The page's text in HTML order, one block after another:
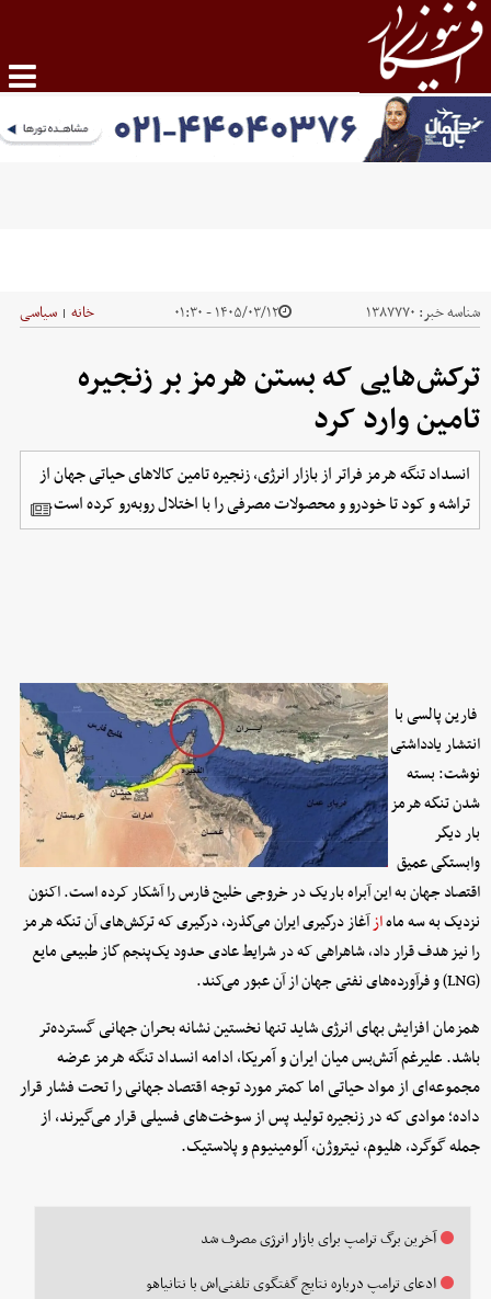
شناسه خبر: ۱۳۸۷۷۷۰ ۱۴۰۵/۰۳/۱۲ - ۰۱:۳۰ خانه | سیاسی
ترکش‌هایی که بستن هرمز بر زنجیره
تامین وارد کرد
انسداد تنگه هرمز فراتر از بازار انرژی، زنجیره تامین کالاهای حیاتی جهان از
تراشه و کود تا خودرو و محصولات مصرفی را با اختلال روبه‌رو کرده است.
فارین پالسی با
انتشار یادداشتی
نوشت: بسته
شدن تنگه هرمز
بار دیگر
وابستگی عمیق
اقتصاد جهان به این آبراه باریک در خروجی خلیج فارس را آشکار کرده است. اکنون
نزدیک به سه ماهازآغاز درگیری ایران می‌گذرد، درگیری که ترکش‌های آن تنگه هرمز
را نیز هدف قرار داد، شاهراهی که در شرایط عادی حدود یک‌پنجم گاز طبیعی مایع
(LNG) و فرآورده‌های نفتی جهان از آن عبور می‌کند.
همزمان افزایش بهای انرژی شاید تنها نخستین نشانه بحران جهانی گسترده‌تر
باشد. علیرغم آتش‌بس میان ایران و آمریکا، ادامه انسداد تنگه هرمز عرضه
مجموعه‌ای از مواد حیاتی اما کمتر مورد توجه اقتصاد جهانی را تحت فشار قرار
داده؛ موادی که در زنجیره تولید پس از سوخت‌های فسیلی قرار می‌گیرند، از
جمله گوگرد، هلیوم، نیتروژن، آلومینیوم و پلاستیک.
آخرین برگ ترامپ برای بازار انرژی مصرف شد
ادعای ترامپ درباره نتایج گفتگوی تلفنی‌اش با نتانیاهو